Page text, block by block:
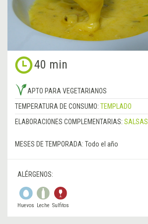
40 min
APTO PARA VEGETARIANOS
TEMPERATURA DE CONSUMO: TEMPLADO
ELABORACIONES COMPLEMENTARIAS: SALSAS
MESES DE TEMPORADA: Todo el año
ALÉRGENOS:
Huevos Leche Sulfitos